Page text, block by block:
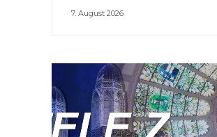
7. August 2026